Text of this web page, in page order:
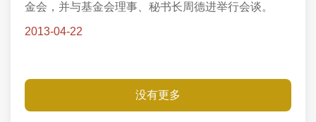
金会，并与基金会理事、秘书长周德进举行会谈。
2013-04-22
没有更多